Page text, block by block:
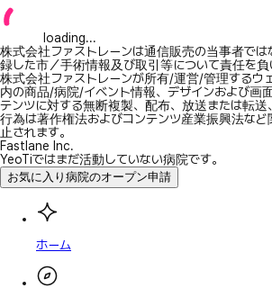
loading...
株式会社ファストレーンは通信販売の当事者では
録した市／手術情報及び取引等について責任を負
株式会社ファストレーンが所有/運営/管理するウ
内の商品/病院/イベント情報、デザインおよび画
テンツに対する無断複製、配布、放送または転送
行為は著作権法およびコンテンツ産業振興法な
止されます。
Fastlane Inc.
YeoTiではまだ活動していない病院です。
お気に入り病院のオープン申請
ホーム